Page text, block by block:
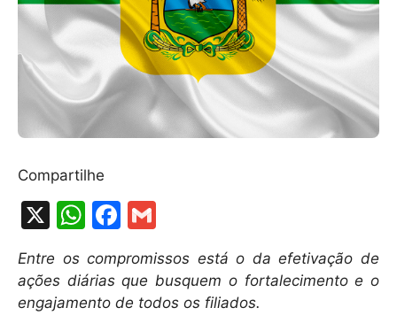
Compartilhe
X
W
at
s
F
c
e
m
ai
l
Entre os compromissos está o da efetivação de
ações diárias que busquem o fortalecimento e o
engajamento de todos os filiados.